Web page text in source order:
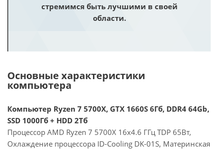
стремимся быть лучшими в своей
области.
Основные характеристики
компьютера
Компьютер Ryzen 7 5700X, GTX 1660S 6Гб, DDR4 64Gb,
SSD 1000Гб + HDD 2Тб
Процессор AMD Ryzen 7 5700X 16x4.6 ГГц TDP 65Вт,
Охлаждение процессора ID-Cooling DK-01S, Материнская